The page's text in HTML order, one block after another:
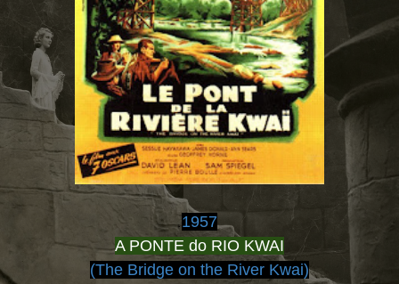
1957
A PONTE do RIO KWAI
(The Bridge on the River Kwai)